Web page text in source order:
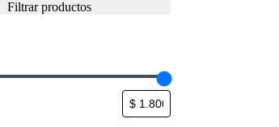
Filtrar productos